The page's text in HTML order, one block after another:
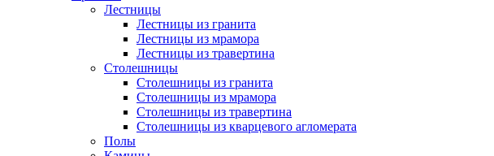
Лестницы
Лестницы из гранита
Лестницы из мрамора
Лестницы из травертина
Столешницы
Столешницы из гранита
Столешницы из мрамора
Столешницы из травертина
Столешницы из кварцевого агломерата
Полы